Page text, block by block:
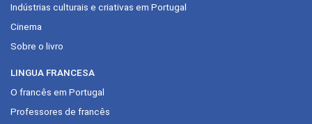
Indústrias culturais e criativas em Portugal
Cinema
Sobre o livro
LINGUA FRANCESA
O francês em Portugal
Professores de francês